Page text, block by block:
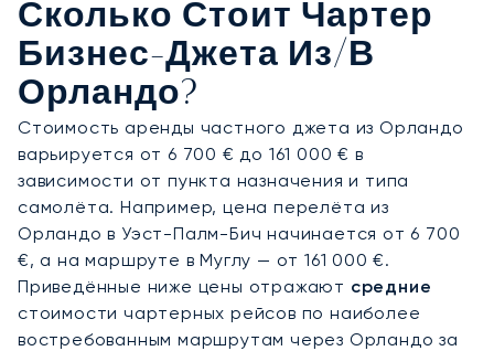
также готовы к любым изменениям в последний
момент, обеспечивая ваше быстрое и
конфиденциальное прибытие в аэропорт
Орландо Экзекьютив.
Наш бизнес построен на долгосрочных
отношениях. В среднем наши ключевые клиенты
летают с нами уже более семи лет. Это
доверие позволяет нам профессионально
подходить к решению любых задач, связанных с
вашей поездкой, и гарантировать надёжность и
полную конфиденциальность каждого рейса в
Орландо.
Сколько Стоит Чартер
Бизнес-Джета Из/в
Орландо?
Стоимость аренды частного джета из Орландо
варьируется от 6 700 € до 161 000 € в
зависимости от пункта назначения и типа
самолёта. Например, цена перелёта из
Орландо в Уэст-Палм-Бич начинается от 6 700
€, а на маршруте в Муглу — от 161 000 €.
Приведённые ниже цены отражают средние
стоимости чартерных рейсов по наиболее
востребованным маршрутам через Орландо за